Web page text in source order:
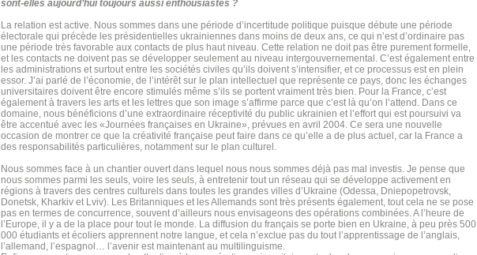
sont-elles aujourd’hui toujours aussi enthousiastes ?
La relation est active. Nous sommes dans une période d’incertitude politique puisque débute une période
électorale qui précède les présidentielles ukrainiennes dans moins de deux ans, ce qui n’est d’ordinaire pas
une période très favorable aux contacts de plus haut niveau. Cette relation ne doit pas être purement formelle,
et les contacts ne doivent pas se développer seulement au niveau intergouvernemental. C’est également entre
les administrations et surtout entre les sociétés civiles qu’ils doivent s’intensifier, et ce processus est en plein
essor. J’ai parlé de l’économie, de l’intérêt sur le plan intellectuel que représente ce pays, donc les échanges
universitaires doivent être encore stimulés même s’ils se portent vraiment très bien. Pour la France, c’est
également à travers les arts et les lettres que son image s’affirme parce que c’est là qu’on l’attend. Dans ce
domaine, nous bénéficions d’une extraordinaire réceptivité du public ukrainien et l’effort qui est poursuivi va
être accentué avec les «Journées françaises en Ukraine», prévues en avril 2004. Ce sera une nouvelle
occasion de montrer ce que la créativité française peut faire dans ce qu’elle a de plus actuel, car la France a
des responsabilités particulières, notamment sur le plan culturel.
Nous sommes face à un chantier ouvert dans lequel nous nous sommes déjà pas mal investis. Je pense que
nous sommes parmi les seuls, voire les seuls, à entretenir tout un réseau qui se développe activement en
régions à travers des centres culturels dans toutes les grandes villes d’Ukraine (Odessa, Dniepopetrovsk,
Donetsk, Kharkiv et Lviv). Les Britanniques et les Allemands sont très présents également, tout cela ne se pose
pas en termes de concurrence, souvent d’ailleurs nous envisageons des opérations combinées. A l’heure de
l’Europe, il y a de la place pour tout le monde. La diffusion du français se porte bien en Ukraine, à peu près 500
000 étudiants et écoliers apprennent notre langue, et cela n’exclue pas du tout l’apprentissage de l’anglais,
l’allemand, l’espagnol… l’avenir est maintenant au multilinguisme.